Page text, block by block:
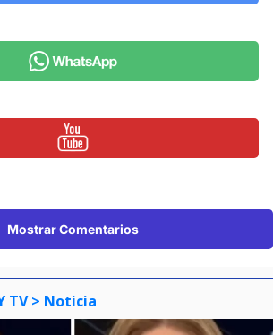
Mostrar Comentarios
TV > Noticia